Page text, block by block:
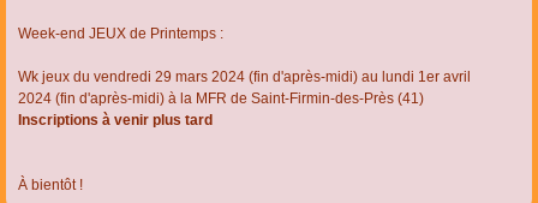
Week-end JEUX de Printemps :
Wk jeux du vendredi 29 mars 2024 (fin d'après-midi) au lundi 1er avril
2024 (fin d'après-midi) à la MFR de Saint-Firmin-des-Près (41)
Inscriptions à venir plus tard
À bientôt !